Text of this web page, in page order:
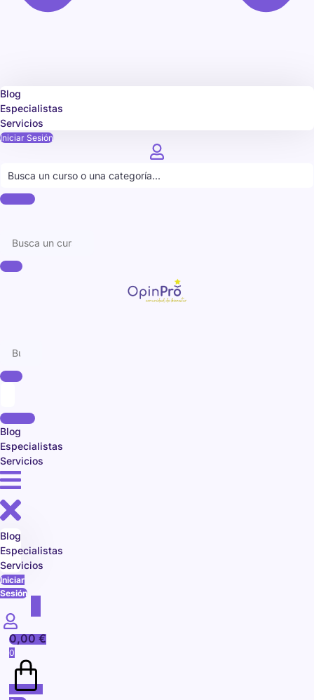
Blog
Especialistas
Servicios
Iniciar Sesión
Blog
Especialistas
Servicios
Blog
Especialistas
Servicios
Iniciar
Sesión
0,00€
0